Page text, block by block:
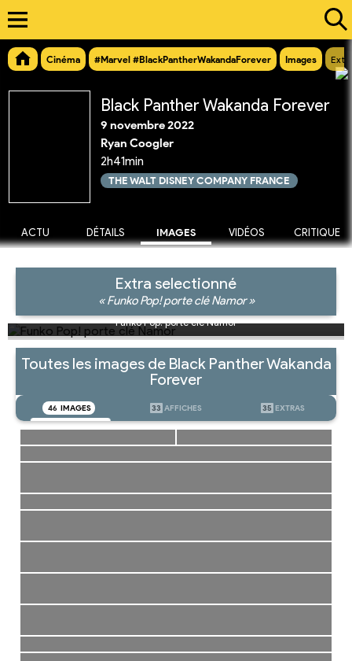
Cinéma #Marvel #BlackPantherWakandaForever Images
Black Panther Wakanda Forever
9 novembre 2022
Ryan Coogler
2h41min
THE WALT DISNEY COMPANY FRANCE
ACTU DÉTAILS IMAGES VIDÉOS CRITIQUE
Extra selectionné
« Funko Pop! porte clé Namor »
Funko Pop! porte clé Namor
Toutes les images de Black Panther Wakanda
Forever
46 IMAGES 33 AFFICHES 35 EXTRAS